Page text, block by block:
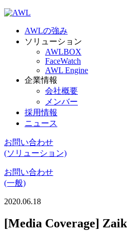
AWLの強み
ソリューション
AWLBOX
FaceWatch
AWL Engine
企業情報
会社概要
メンバー
採用情報
ニュース
お問い合わせ
(ソリューション)
お問い合わせ
(一般)
2020.06.18
[Media Coverage]